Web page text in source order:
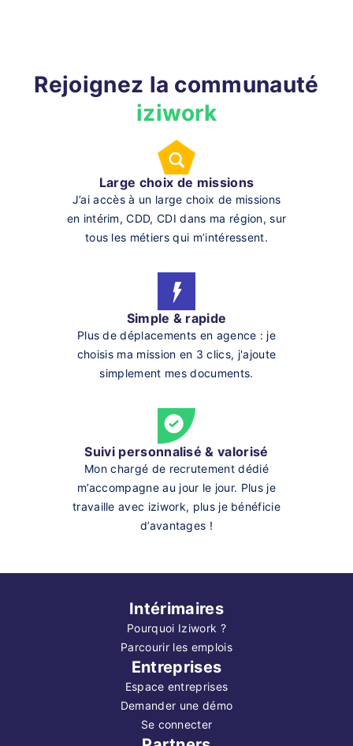
Rejoignez la communauté
iziwork
Large choix de missions
J’ai accès à un large choix de missions
en intérim, CDD, CDI dans ma région, sur
tous les métiers qui m’intéressent.
Simple & rapide
Plus de déplacements en agence : je
choisis ma mission en 3 clics, j'ajoute
simplement mes documents.
Suivi personnalisé & valorisé
Mon chargé de recrutement dédié
m’accompagne au jour le jour. Plus je
travaille avec iziwork, plus je bénéficie
d’avantages !
Intérimaires
Pourquoi Iziwork ?
Parcourir les emplois
Entreprises
Espace entreprises
Demander une démo
Se connecter